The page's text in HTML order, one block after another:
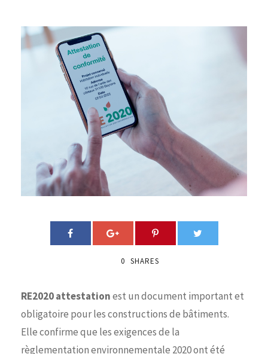
0 SHARES
RE2020 attestationest un document important et
obligatoire pour les constructions de bâtiments.
Elle confirme que les exigences de la
règlementation environnementale 2020 ont été